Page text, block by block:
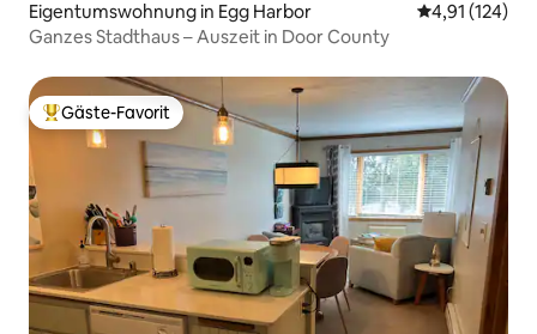
Eigentumswohnung in Egg Harbor
4,91 (124)
Ganzes Stadthaus – Auszeit in Door County
Beliebter Gäste-Favorit.
Gäste-Favorit